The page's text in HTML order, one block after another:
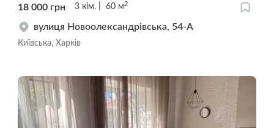
18 000 грн 3 кім. 60 м 2
вулиця Новоолександрівська, 54-А
Київська, Харків